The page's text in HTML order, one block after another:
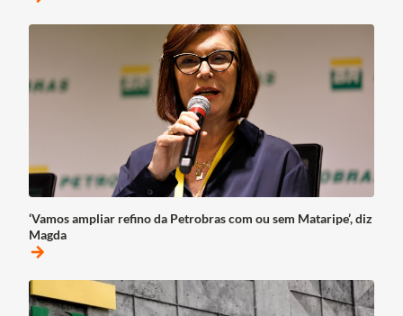
‘Vamos ampliar refino da Petrobras com ou sem Mataripe’, diz
Magda
arrow_forward